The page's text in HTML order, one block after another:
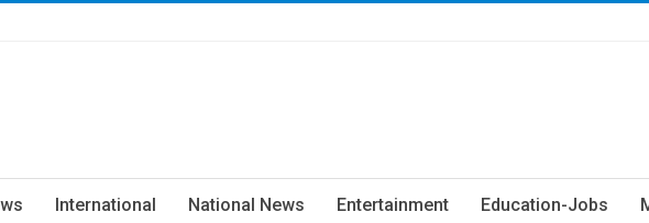
International National News Entertainment Education-Jobs